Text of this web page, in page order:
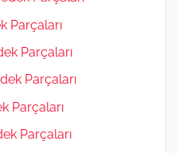
Parçaları
Parçaları
Parçaları
Parçaları
Parçaları